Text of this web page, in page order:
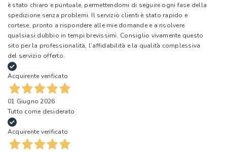
è stato chiaro e puntuale, permettendomi di seguire ogni fase della
spedizione senza problemi. Il servizio clienti è stato rapido e
cortese, pronto a rispondere alle mie domande e a risolvere
qualsiasi dubbio in tempi brevissimi. Consiglio vivamente questo
sito per la professionalità, l’affidabilità e la qualità complessiva
del servizio offerto.
Acquirente verificato
01 Giugno 2026
Tutto come desiderato
Acquirente verificato